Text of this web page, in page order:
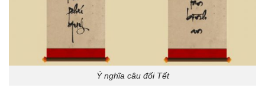
Ý nghĩa câu đối Tết